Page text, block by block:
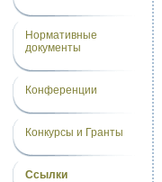
Нормативные
документы
Конференции
Конкурсы и Гранты
Ссылки